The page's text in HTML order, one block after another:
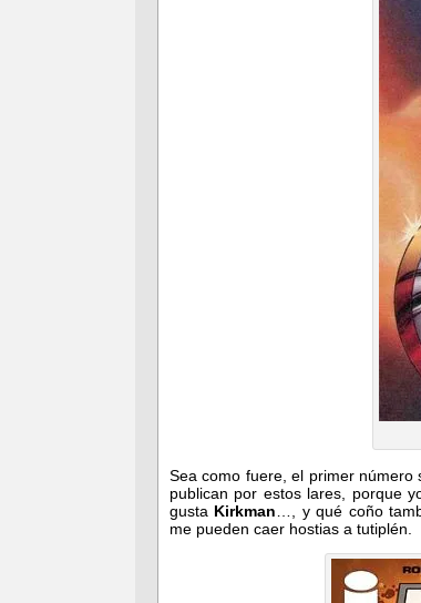
Sea como fuere, el primer número
publican por estos lares, porque
gusta Kirkman …, y qué coño
me pueden caer hostias a tutiplén.